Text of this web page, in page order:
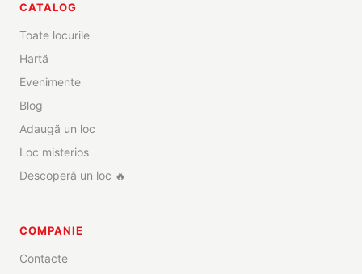
CATALOG
Toate locurile
Hartă
Evenimente
Blog
Adaugă un loc
Loc misterios
Descoperă un loc 🔥
COMPANIE
Contacte